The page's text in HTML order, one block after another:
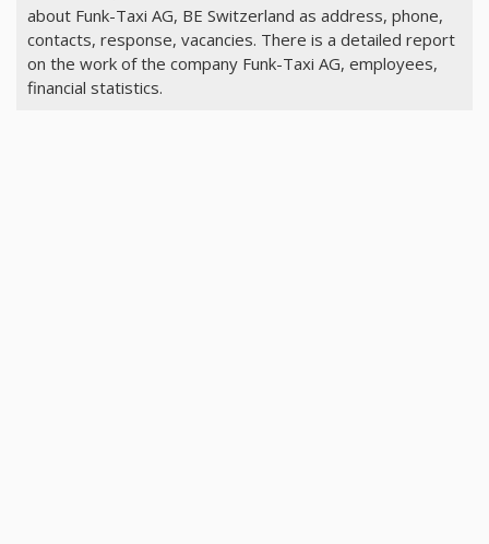
about Funk-Taxi AG, BE Switzerland as address, phone,
contacts, response, vacancies. There is a detailed report
on the work of the company Funk-Taxi AG, employees,
financial statistics.